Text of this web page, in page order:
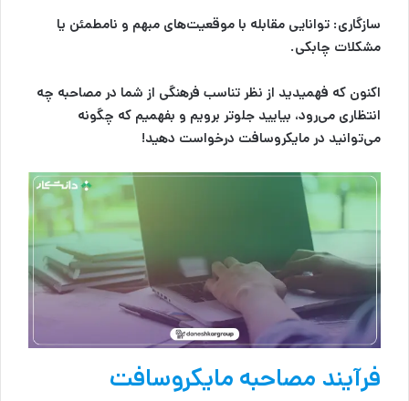
سازگاری: توانایی مقابله با موقعیت‌های مبهم و نامطمئن یا
مشکلات چابکی.
اکنون که فهمیدید از نظر تناسب فرهنگی از شما در مصاحبه چه
انتظاری می‌رود، بیایید جلوتر برویم و بفهمیم که چگونه
می‌توانید در مایکروسافت درخواست دهید!
فرآیند مصاحبه مایکروسافت